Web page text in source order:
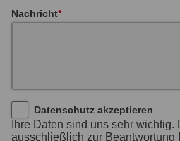
Nachricht
Datenschutz akzeptieren
Ihre Daten sind uns sehr
ausschließlich zur Beantwortung